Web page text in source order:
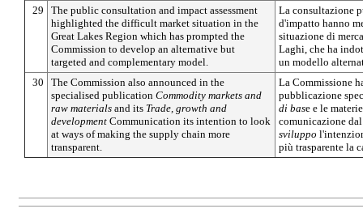
29
The public consultation and impact assessment
highlighted the difficult market situation in the
Great Lakes Region which has prompted the
Commission to develop an alternative but
targeted and complementary model.
La consultazione
d'impatto hanno
situazione di
Laghi, che ha
un modello
30
The Commission also announced in the
specialised publication Commodity markets and
raw materials and its Trade, growth and
development Communication its intention to look
at ways of making the supply chain more
transparent.
La Commissione
pubblicazione
di base e le
comunicazione
sviluppo
più trasparente la